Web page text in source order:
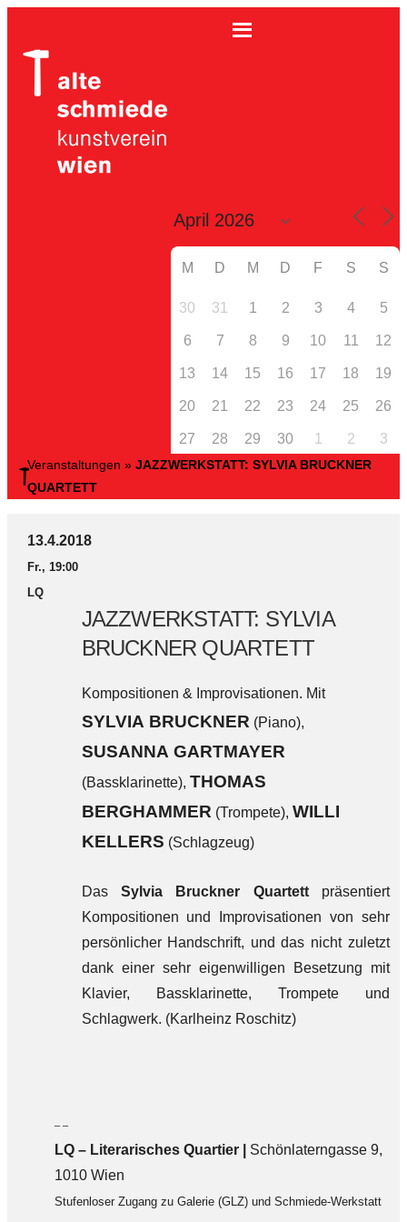
M D M D F S S
30 31 1 2 3 4 5
6 7 8 9 10 11 12
13 14 15 16 17 18 19
20 21 22 23 24 25 26
27 28 29 30 1 2 3
Veranstaltungen » JAZZWERKSTATT: SYLVIA BRUCKNER
QUARTETT
13.4.2018
Fr., 19:00
LQ
JAZZWERKSTATT: SYLVIA
BRUCKNER QUARTETT
Kompositionen & Improvisationen. Mit
SYLVIA BRUCKNER (Piano),
SUSANNA GARTMAYER
(Bassklarinette), THOMAS
BERGHAMMER (Trompete), WILLI
KELLERS (Schlagzeug)
Das Sylvia Bruckner Quartettpräsentiert
Kompositionen und Improvisationen von sehr
persönlicher Handschrift, und das nicht zuletzt
dank einer sehr eigenwilligen Besetzung mit
Klavier, Bassklarinette, Trompete und
Schlagwerk. (Karlheinz Roschitz)
– –
LQ –Literarisches Quartier | Schönlaterngasse 9,
1010 Wien
Stufenloser Zugang zu Galerie (GLZ) und Schmiede-Werkstatt